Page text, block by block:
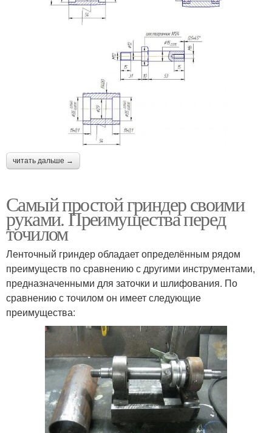
читать дальше →
Самый простой гриндер своими
руками. Преимущества перед
точилом
Ленточный гриндер обладает определённым рядом
преимуществ по сравнению с другими инструментами,
предназначенными для заточки и шлифования. По
сравнению с точилом он имеет следующие
преимущества: